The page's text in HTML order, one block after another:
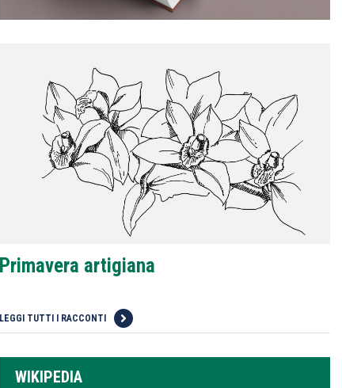
Primavera artigiana
LEGGI TUTTI I RACCONTI
WIKIPEDIA